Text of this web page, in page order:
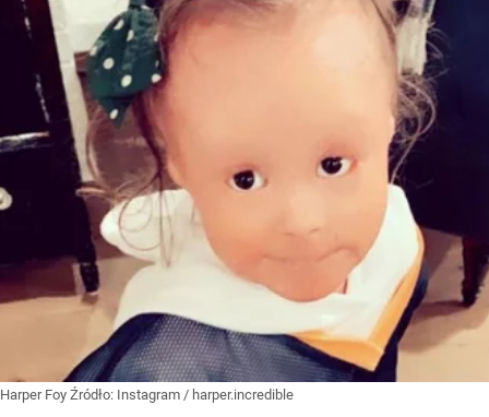
Harper Foy Źródło: Instagram / harper.incredible